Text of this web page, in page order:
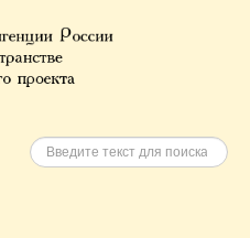
Искать